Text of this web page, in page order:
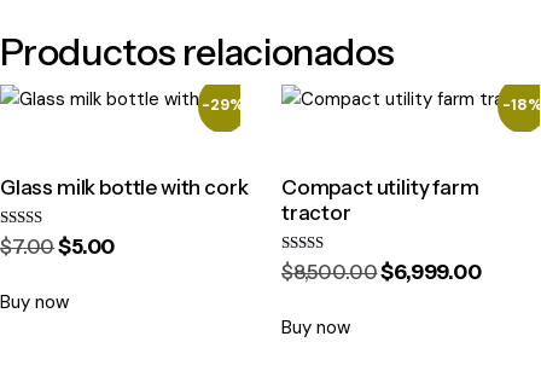
Productos relacionados
-29%
Glass milk bottle with cork
Valorado
con
$7.00$5.00
Buy now
-
Compact utility farm
tractor
Valorado
con
$8,500.00$6,999.00
Buy now